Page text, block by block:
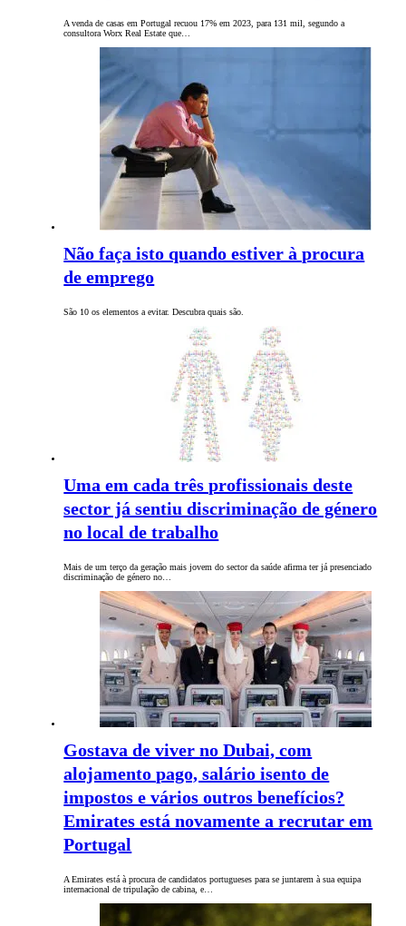
A venda de casas em Portugal recuou 17% em 2023, para 131 mil, segundo a
consultora Worx Real Estate que…
Não faça isto quando estiver à procura
de emprego
São 10 os elementos a evitar. Descubra quais são.
Uma em cada três profissionais deste
sector já sentiu discriminação de género
no local de trabalho
Mais de um terço da geração mais jovem do sector da saúde afirma ter já presenciado
discriminação de género no…
Gostava de viver no Dubai, com
alojamento pago, salário isento de
impostos e vários outros benefícios?
Emirates está novamente a recrutar em
Portugal
A Emirates está à procura de candidatos portugueses para se juntarem à sua equipa
internacional de tripulação de cabina, e…